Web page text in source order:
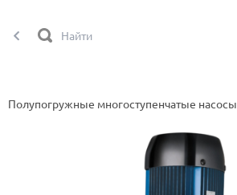
Полупогружные многоступенчатые насосы